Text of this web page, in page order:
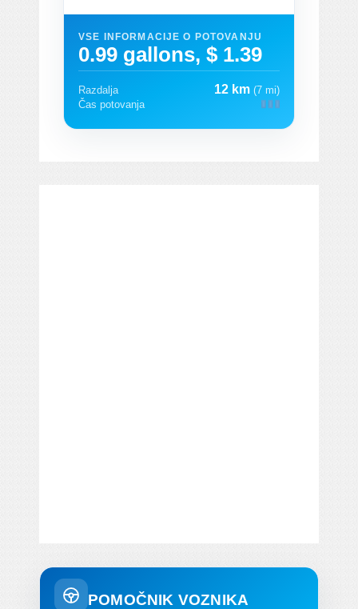
VSE INFORMACIJE O POTOVANJU
0.99 gallons, $ 1.39
Razdalja 12 km (7 mi)
Čas potovanja
POMOČNIK VOZNIKA